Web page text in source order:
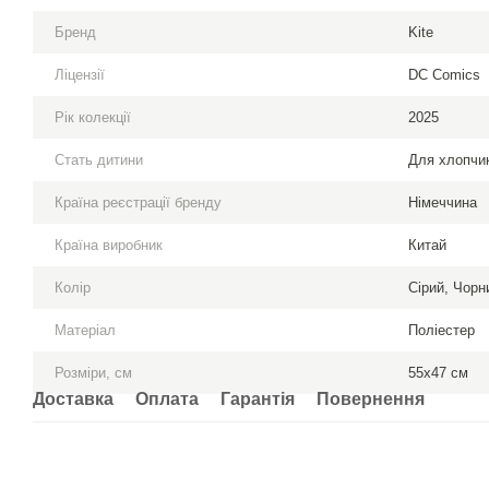
Бренд Kite
Ліцензії DC Comics
Рік колекції 2025
Стать дитини Для
Країна реєстрації бренду Німеччина
Країна виробник Китай
Колір Сірий,
Матеріал Поліестер
Розміри, см 55x47 см
Доставка Оплата Гарантія Повернення